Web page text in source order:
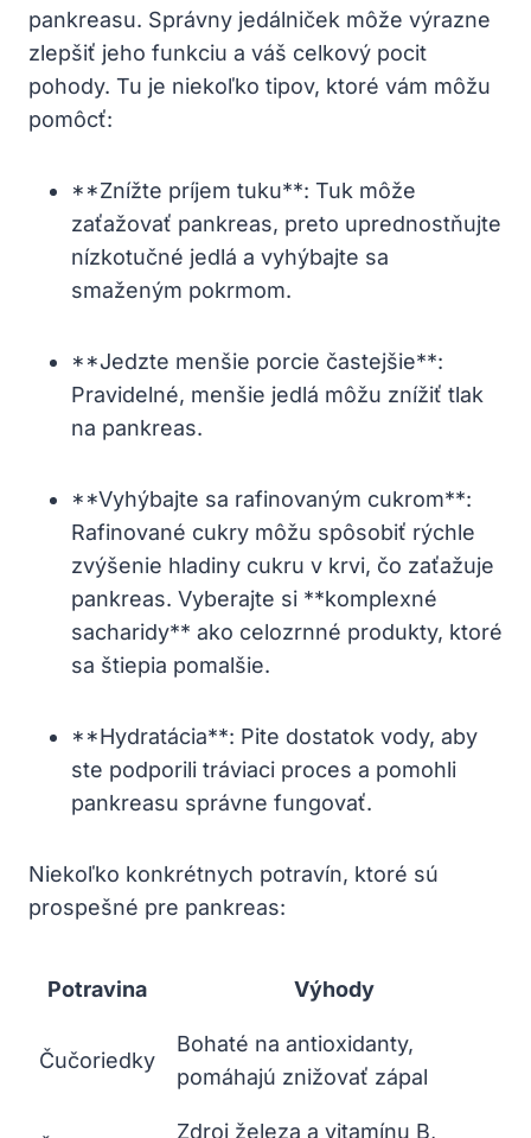
pankreasu.⁢ Správny jedálniček môže‌ výrazne
zlepšiť jeho funkciu a váš celkový pocit⁤
pohody. Tu je niekoľko tipov, ​ktoré ⁢vám môžu⁤
pomôcť:
**Znížte príjem tuku**: Tuk ​môže
zaťažovať pankreas, preto uprednostňujte
nízkotučné jedlá a ‍vyhýbajte⁣ sa
smaženým pokrmom.
**Jedzte‍ menšie ‍porcie častejšie**:
Pravidelné, ⁣menšie jedlá môžu znížiť tlak
na pankreas.
**Vyhýbajte sa rafinovaným cukrom**:
Rafinované cukry môžu spôsobiť rýchle
zvýšenie hladiny cukru v krvi,⁣ čo zaťažuje
pankreas.‍ Vyberajte si **komplexné
sacharidy** ako celozrnné produkty, ktoré
sa štiepia pomalšie.
**Hydratácia**: Pite dostatok‌ vody, ​aby
ste podporili ⁤tráviaci proces a pomohli
pankreasu správne ​fungovať.
Niekoľko⁣ konkrétnych potravín, ktoré sú
prospešné pre pankreas:
Potravina Výhody
Čučoriedky
Bohaté na ⁤antioxidanty,
pomáhajú znižovať zápal
Zdroj železa a vitamínu B,​